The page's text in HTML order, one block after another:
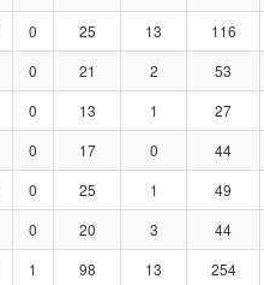
0 25 13 116
0 21 2 53
0 13 1 27
0 17 0 44
0 25 1 49
0 20 3 44
1 98 13 254